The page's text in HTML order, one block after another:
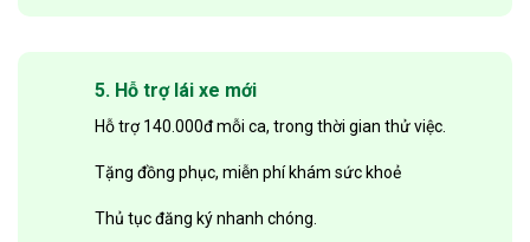
5. Hỗ trợ lái xe mới
Hỗ trợ 140.000đ mỗi ca, trong thời gian thử việc.
Tặng đồng phục, miễn phí khám sức khoẻ
Thủ tục đăng ký nhanh chóng.